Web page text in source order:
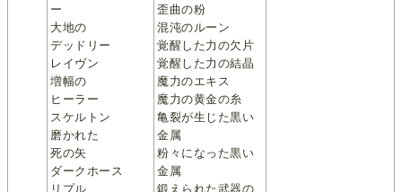
ー
大地の
デッドリー
レイヴン
増幅の
ヒーラー
スケルトン
磨かれた
死の矢
ダークホース
リプル
歪曲の粉
混沌のルーン
覚醒した力の欠片
覚醒した力の結晶
魔力のエキス
魔力の黄金の糸
亀裂が生じた黒い
金属
粉々になった黒い
金属
鍛えられた武器の